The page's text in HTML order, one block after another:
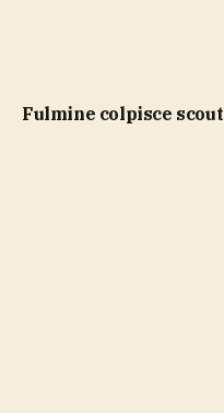
Fulmine colpisce